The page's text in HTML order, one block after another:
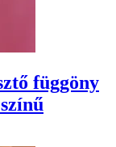
függöny